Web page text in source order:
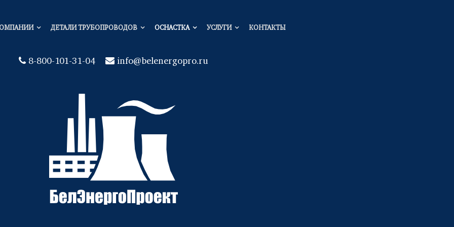
ДЕТАЛИ ТРУБОПРОВОДОВ ОСНАСТКА УСЛУГИ КОНТАКТЫ
8-800-101-31-04 info@belenergopro.ru